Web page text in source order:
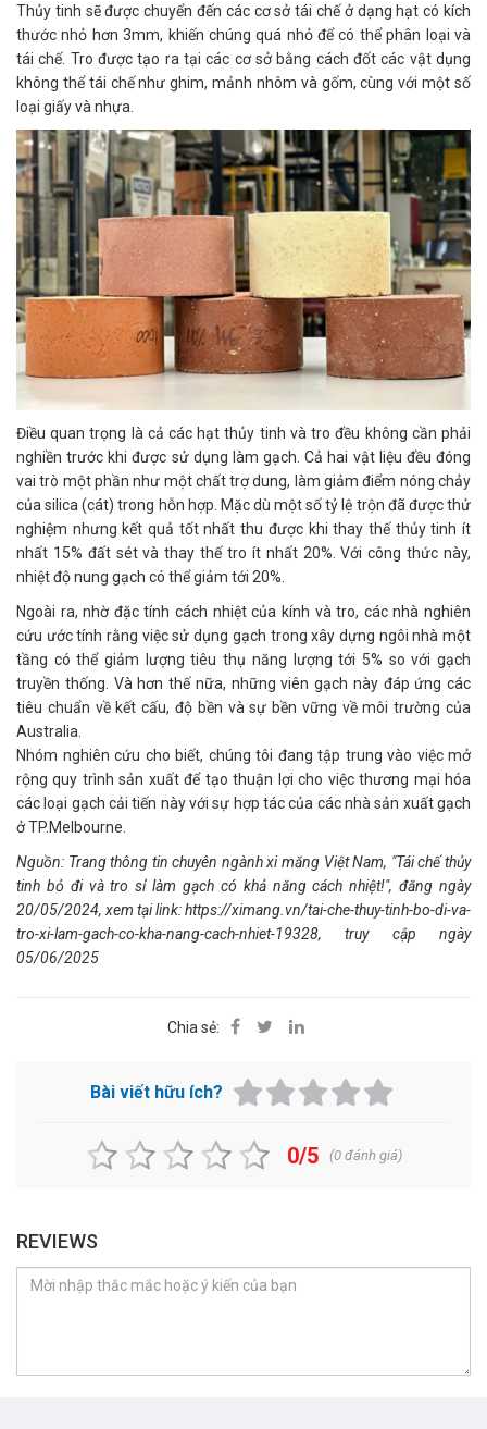
Thủy tinh sẽ được chuyển đến các cơ sở tái chế ở dạng hạt có kích
thước nhỏ hơn 3mm, khiến chúng quá nhỏ để có thể phân loại và
tái chế. Tro được tạo ra tại các cơ sở bằng cách đốt các vật dụng
không thể tái chế như ghim, mảnh nhôm và gốm, cùng với một số
loại giấy và nhựa.
Điều quan trọng là cả các hạt thủy tinh và tro đều không cần phải
nghiền trước khi được sử dụng làm gạch. Cả hai vật liệu đều đóng
vai trò một phần như một chất trợ dung, làm giảm điểm nóng chảy
của silica (cát) trong hỗn hợp. Mặc dù một số tỷ lệ trộn đã được thử
nghiệm nhưng kết quả tốt nhất thu được khi thay thế thủy tinh ít
nhất 15% đất sét và thay thế tro ít nhất 20%. Với công thức này,
nhiệt độ nung gạch có thể giảm tới 20%.
Ngoài ra, nhờ đặc tính cách nhiệt của kính và tro, các nhà nghiên
cứu ước tính rằng việc sử dụng gạch trong xây dựng ngôi nhà một
tầng có thể giảm lượng tiêu thụ năng lượng tới 5% so với gạch
truyền thống. Và hơn thế nữa, những viên gạch này đáp ứng các
tiêu chuẩn về kết cấu, độ bền và sự bền vững về môi trường của
Australia.
Nhóm nghiên cứu cho biết, chúng tôi đang tập trung vào việc mở
rộng quy trình sản xuất để tạo thuận lợi cho việc thương mại hóa
các loại gạch cải tiến này với sự hợp tác của các nhà sản xuất gạch
ở TP.Melbourne.
Nguồn: Trang thông tin chuyên ngành xi măng Việt Nam, "Tái chế thủy
tinh bỏ đi và tro sỉ làm gạch có khả năng cách nhiệt!", đăng ngày
20/05/2024, xem tại link:https://ximang.vn/tai-che-thuy-tinh-bo-di-va-
tro-xi-lam-gach-co-kha-nang-cach-nhiet-19328, truy cập ngày
05/06/2025
Chia sẻ:
Bài viết hữu ích?
0/5 (0đánh giá)
REVIEWS